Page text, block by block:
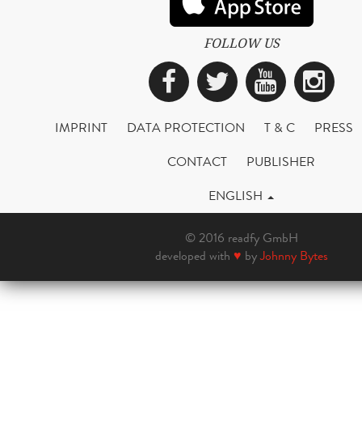
FOLLOW US
Facebook
Twitter
IMPRINT DATA PROTECTION T & C
PRESS
CONTACT
PUBLISHER
ENGLISH
© 2016 readfy GmbH
developed with ♥ byJohnny Bytes